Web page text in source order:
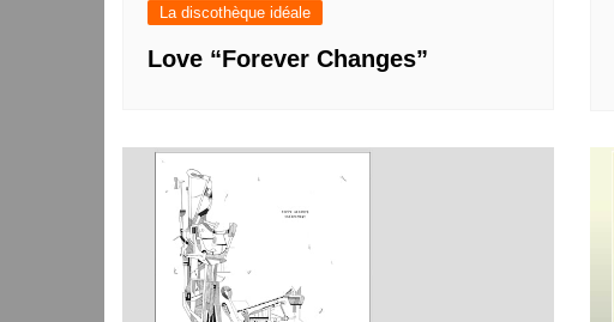
La discothèque idéale
Love “Forever Changes”